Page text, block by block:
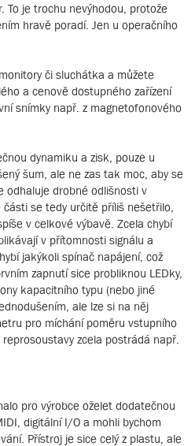
To je trochu nevýhodou, protože
hravě poradí. Jen u operačního
či sluchátka a můžete
a cenově dostupného zařízení
snímky např. z magnetofonového
dynamiku a zisk, pouze u
šum, ale ne zas tak moc, aby se
odhaluje drobné odlišnosti v
se tedy určitě příliš nešetřilo,
v celkové výbavě. Zcela chybí
v přítomnosti signálu a
jakýkoli spínač napájení, což
zapnutí sice probliknou LEDky,
kapacitního typu (nebo jiné
ale lze si na něj
pro míchání poměru vstupního
zcela postrádá např.
pro výrobce oželet dodatečnou
digitální I/O a mohli bychom
Přístroj je sice celý z plastu, ale